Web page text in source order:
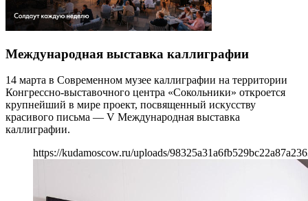
Международная выставка каллиграфии
14 марта в Современном музее каллиграфии на территории
Конгрессно-выставочного центра «Сокольники» откроется
крупнейший в мире проект, посвященный искусству
красивого письма — V Международная выставка
каллиграфии.
https://kudamoscow.ru/uploads/